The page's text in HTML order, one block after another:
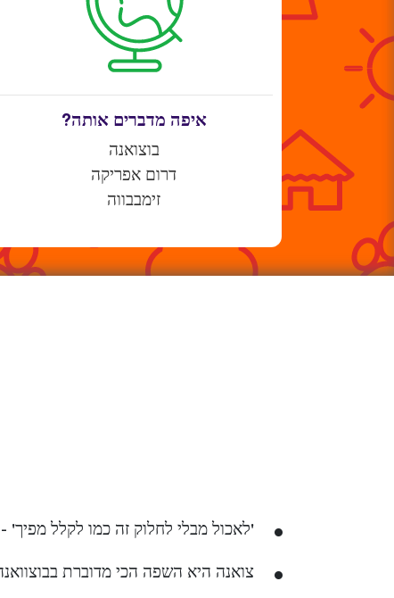
איפה מדברים אותה?
בוצואנה
דרום אפריקה
זימבבווה
'לאכול מבלי לחלוק זה כמו לקלל מפיך'
צואנה היא השפה הכי מדוברת